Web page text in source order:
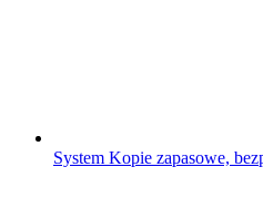
System Kopie zapasowe,